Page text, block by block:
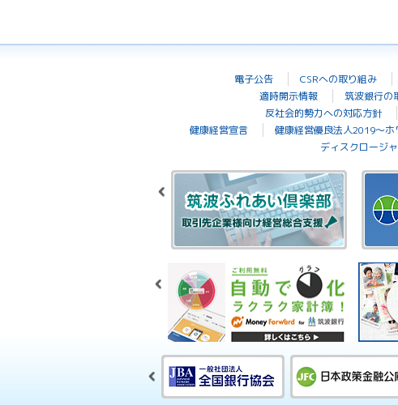
電子公告 CSRへの取り組み
適時開示情報
筑波銀行の
反社会的勢力への対応方針
健康経営宣言
健康経営優良法人2019～ホ
ディスクロージ